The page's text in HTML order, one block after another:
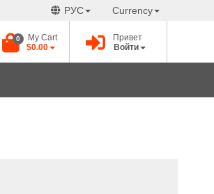
РУС Currency
My Cart
0
$0.00
Привет
Войти